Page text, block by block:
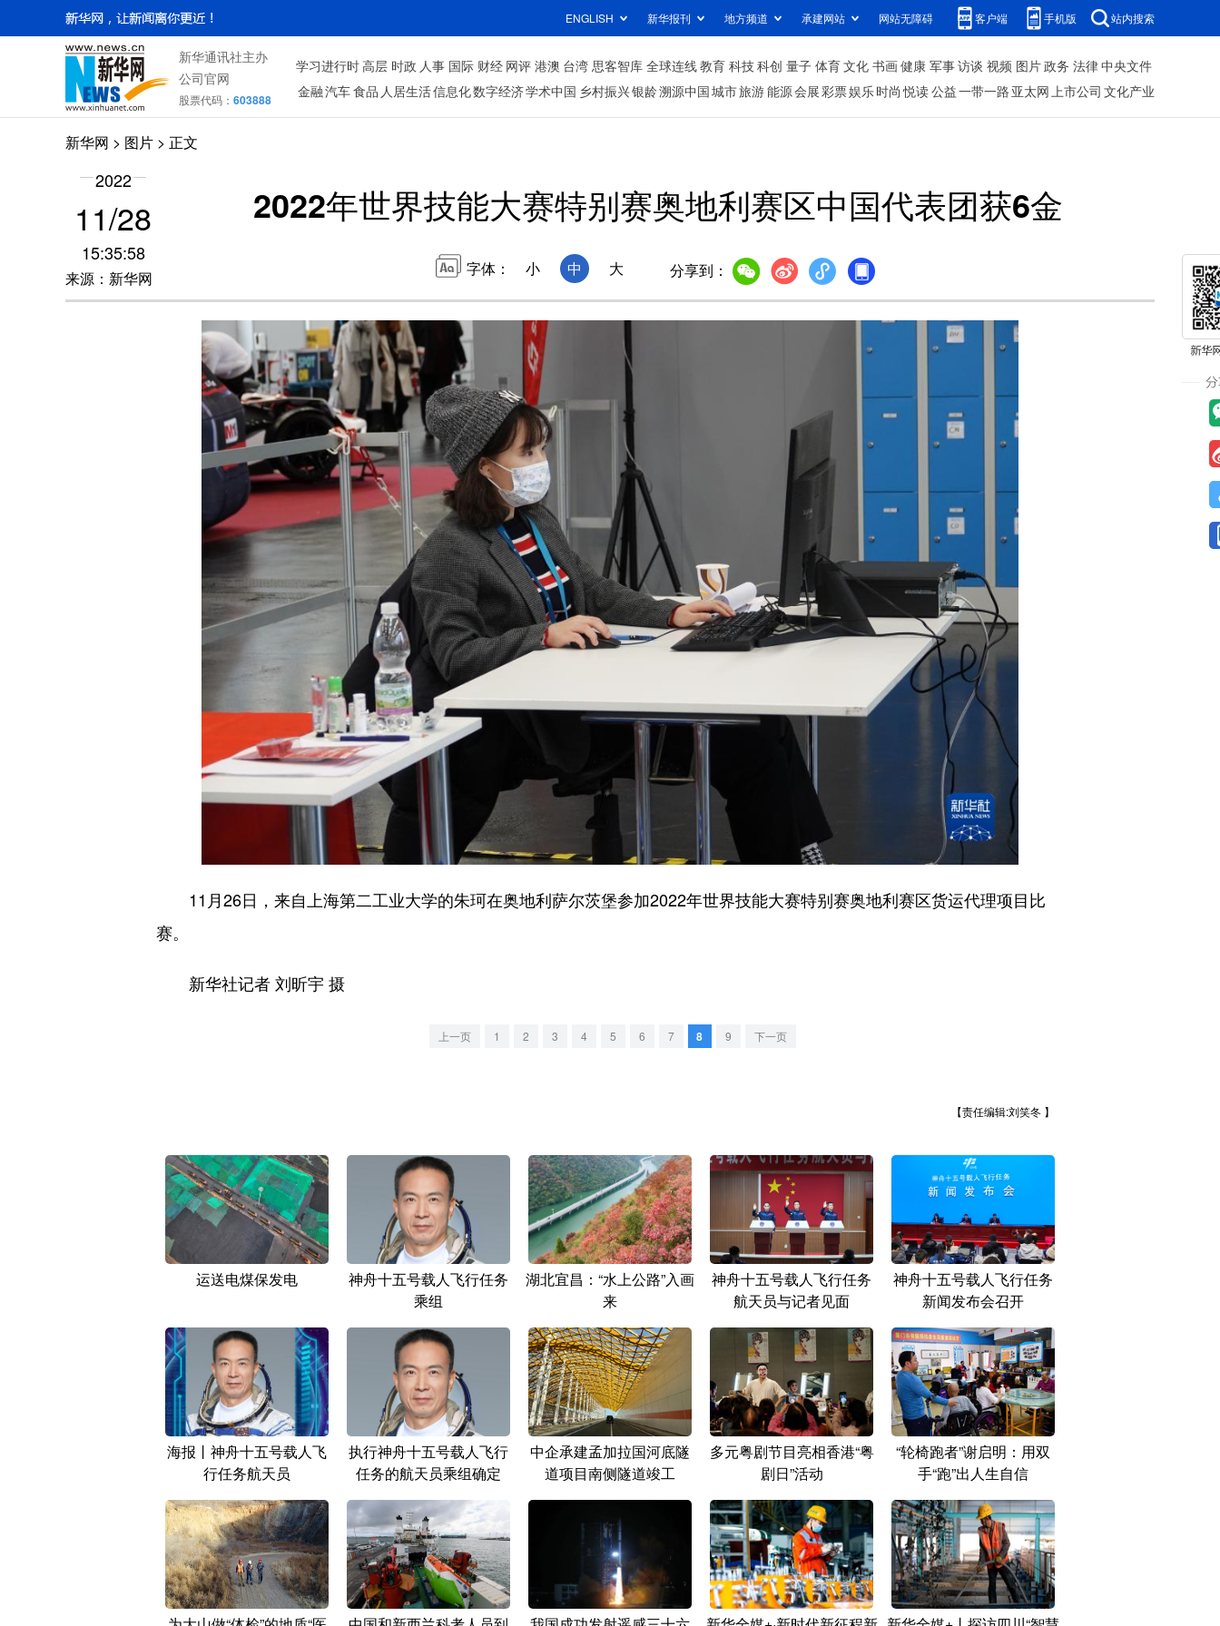
ENGLISH 新华报刊 地方频道 承建网站 网站无障碍 客户端 手机版 站内搜索
新华通讯社主办
公司官网
股票代码： 603888
学习进行时高层 时政 人事 国际 财经 网评 港澳 台湾 思客智库 全球连线教育 科技科创 量子 体育文化 书画健康 军事访谈 视频 图片政务 法律中央文件
金融汽车食品 人居生活信息化数字经济学术中国 乡村振兴银龄溯源中国城市旅游能源会展彩票娱乐时尚 悦读公益一带一路 亚太网上市公司 文化产业
新华网 > 图片 > 正文
2022
11/28
15:35:58
来源：新华网
2022年世界技能大赛特别赛奥地利赛区中国代表团获6金
字体： 小 中 大 分享到：
11月26日，来自上海第二工业大学的朱珂在奥地利萨尔茨堡参加2022年世界技能大赛特别赛奥地利赛区货运代理项目比
赛。
新华社记者 刘昕宇 摄
上一页 1 2 3 4 5 6 7 8 9 下一页
【责任编辑:刘笑冬 】
运送电煤保发电
神舟十五号载人飞行任务
乘组
湖北宜昌：“水上公路”入画
来
神舟十五号载人飞行任务
航天员与记者见面
神舟十五号载人飞行任务
新闻发布会召开
海报丨神舟十五号载人飞
行任务航天员
执行神舟十五号载人飞行
任务的航天员乘组确定
中企承建孟加拉国河底隧
道项目南侧隧道竣工
多元粤剧节目亮相香港“粤
剧日”活动
“轮椅跑者”谢启明：用双
手“跑”出人生自信